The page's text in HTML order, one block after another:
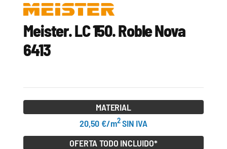
Meister. LC 150. Roble Nova
6413
MATERIAL
20,50 €/m2SIN IVA
OFERTA TODO INCLUIDO*